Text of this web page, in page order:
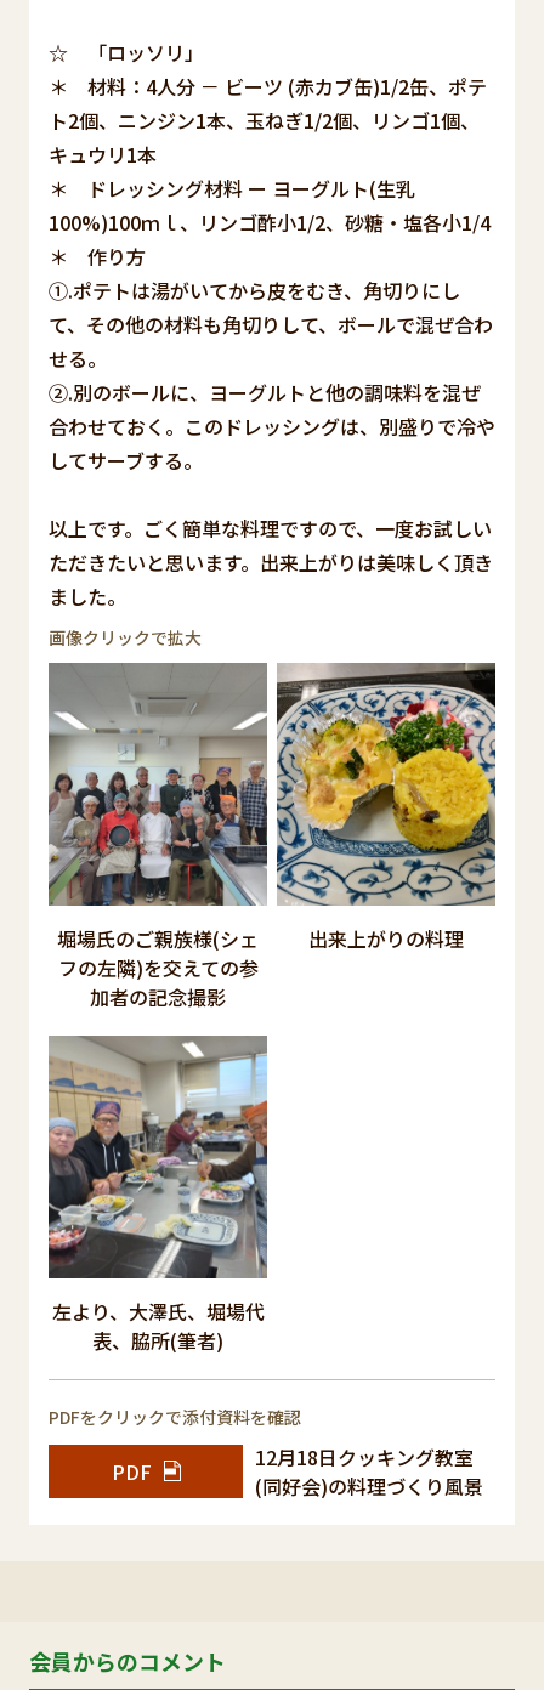
☆ 「ロッソリ」
＊ 材料：4人分 － ビーツ (赤カブ缶)1/2缶、ポテ
ト2個、ニンジン1本、玉ねぎ1/2個、リンゴ1個、
キュウリ1本
＊ ドレッシング材料 ー ヨーグルト(生乳
100%)100ｍｌ、リンゴ酢小1/2、砂糖・塩各小1/4
＊ 作り方
①.ポテトは湯がいてから皮をむき、角切りにし
て、その他の材料も角切りして、ボールで混ぜ合わ
せる。
②.別のボールに、ヨーグルトと他の調味料を混ぜ
合わせておく。このドレッシングは、別盛りで冷や
してサーブする。
以上です。ごく簡単な料理ですので、一度お試しい
ただきたいと思います。出来上がりは美味しく頂き
ました。
画像クリックで拡大
堀場氏のご親族様(シェ
フの左隣)を交えての参
加者の記念撮影
出来上がりの料理
左より、大澤氏、堀場代
表、脇所(筆者)
PDFをクリックで添付資料を確認
PDF
12月18日クッキング教室
(同好会)の料理づくり風景
会員からのコメント